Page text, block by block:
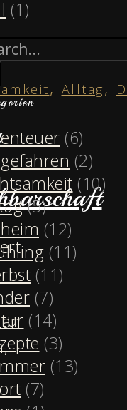
(1)
, Alltag,
(6)
(2)
(10)
(5)
(12)
(11)
(11)
(7)
(14)
(3)
(13)
(7)